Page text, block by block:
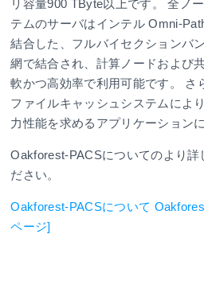
リ容量900 TByte以上です。 全ノ
テムのサーバはインテル Omni-
結合した、フルバイセクションバ
網で結合され、計算ノードおよび
軟かつ高効率で利用可能です。 さ
ファイルキャッシュシステムによ
力性能を求めるアプリケーション
Oakforest-PACSについてのより詳
ださい。
Oakforest-PACSについて
ページ]